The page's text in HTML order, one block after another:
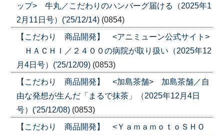
ップ> 牛丸／こだわりのハンバーグ届ける（2025年1
2月11日号）('25/12/14) (0854)
【こだわり 商品開発】 <アニミューン公式サイト>
ＨＡＣＨＩ／２４００の病院が取り扱い（2025年12
月4日号）('25/12/09) (0853)
【こだわり 商品開発】 <加島茶舗> 加島茶舗／自
由な発想が生んだ「まるで抹茶」（2025年12月4日
号）('25/12/08) (0853)
【こだわり 商品開発】 <ＹａｍａｍｏｔｏＳＨＯ